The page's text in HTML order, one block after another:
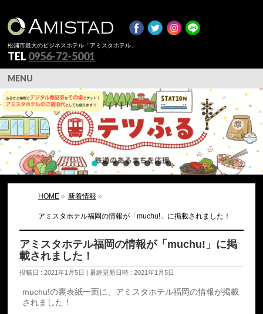
松浦市最大のビジネスホテル「アミスタホテル」
TEL 0956-72-5001
MENU
HOME» 新着情報 »
アミスタホテル福岡の情報が「muchu!」に掲載されました！
アミスタホテル福岡の情報が「muchu!」に掲
載されました！
投稿日 : 2021年1月5日 最終更新日時 : 2021年1月5日
muchu!の裏表紙一面に、アミスタホテル福岡の情報が掲載
されました！